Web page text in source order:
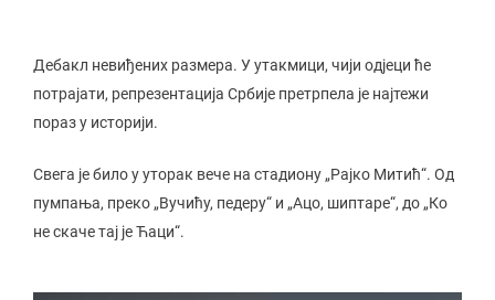
Дебакл невиђених размера. У утакмици, чији одјеци ће
потрајати, репрезентација Србије претрпела је најтежи
пораз у историји.
Свега је било у уторак вече на стадиону „Рајко Митић“. Од
пумпања, преко „Вучићу, педеру“ и „Ацо, шиптаре“, до „Ко
не скаче тај је Ћаци“.